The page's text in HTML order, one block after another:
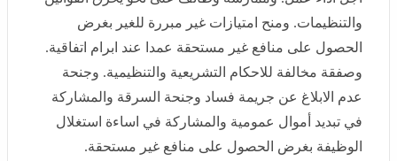
وجنحة السرقة والمشاركة في تبديد أموال عمومية
والمشاركة في اساءة استغلال الوظيفة بغرض الحصول على
منافع غير مستحقة.
إضغط على الصورة لتحميل تطبيق النهار للإطلاع على كل
الآخبار على البلاي ستور